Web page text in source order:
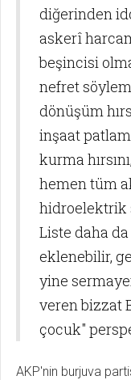
diğerinden
askerî
beşincisi
nefret
dönüşüm
inşaat
kurma
hemen tüm
hidroelektrik
Liste daha
eklenebilir,
yine
veren bizzat
çocuk"
AKP'nin burjuva